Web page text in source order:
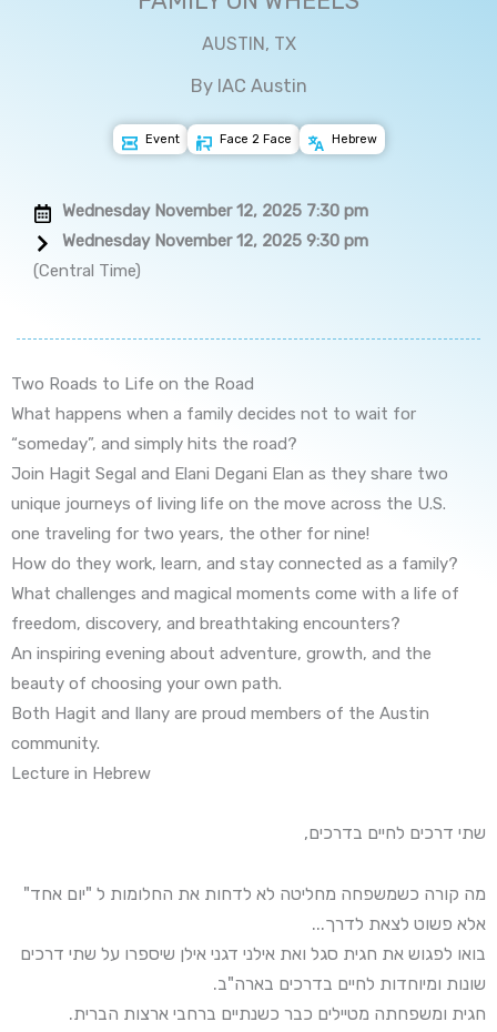
AUSTIN, TX
By IAC Austin
Event Face 2 Face Hebrew
Wednesday November 12, 2025 7:30 pm
Wednesday November 12, 2025 9:30 pm
(Central Time)
Two Roads to Life on the Road
What happens when a family decides not to wait for
“someday”, and simply hits the road?
Join Hagit Segal and Elani Degani Elan as they share two
unique journeys of living life on the move across the U.S.
one traveling for two years, the other for nine!
How do they work, learn, and stay connected as a family?
What challenges and magical moments come with a life of
freedom, discovery, and breathtaking encounters?
An inspiring evening about adventure, growth, and the
beauty of choosing your own path.
Both Hagit and Ilany are proud members of the Austin
community.
Lecture in Hebrew
שתי דרכים לחיים בדרכים,
מה קורה כשמשפחה מחליטה לא לדחות את החלומות ל "יום אחד"
אלא פשוט לצאת לדרך...
בואו לפגוש את חגית סגל ואת אילני דגני אילן שיספרו על שתי דרכים
שונות ומיוחדות לחיים בדרכים בארה"ב.
חגית ומשפחתה מטיילים כבר כשנתיים ברחבי ארצות הברית.